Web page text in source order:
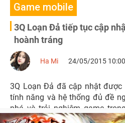
Game mobile
3Q Loạn Đả tiếp tục cập
hoành tráng
Ha Mi 24/05/2015
3Q Loạn Đả đã cập nhật được
tính năng và hệ thống đủ đề
phá và trải nghiệm game
(14/05)